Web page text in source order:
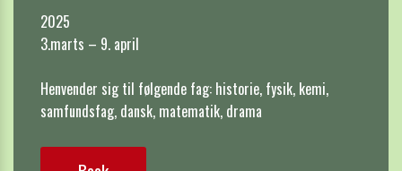
2025
3.marts – 9. april
Henvender sig til følgende fag: historie, fysik, kemi,
samfundsfag, dansk, matematik, drama